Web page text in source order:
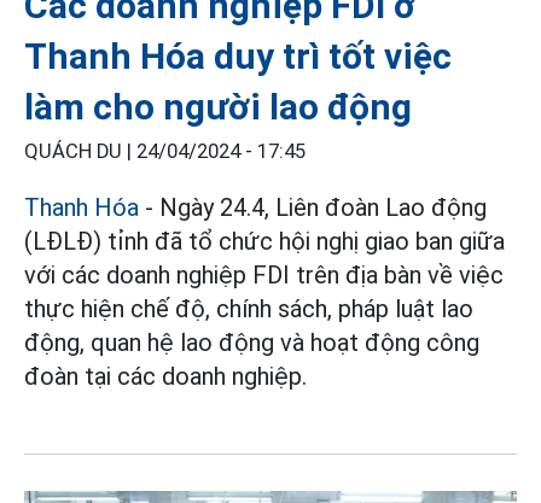
Thanh Hóa duy trì tốt việc
làm cho người lao động
QUÁCH DU | 24/04/2024 - 17:45
Thanh Hóa - Ngày 24.4, Liên đoàn Lao động
(LĐLĐ) tỉnh đã tổ chức hội nghị giao ban giữa
với các doanh nghiệp FDI trên địa bàn về việc
thực hiện chế độ, chính sách, pháp luật lao
động, quan hệ lao động và hoạt động công
đoàn tại các doanh nghiệp.